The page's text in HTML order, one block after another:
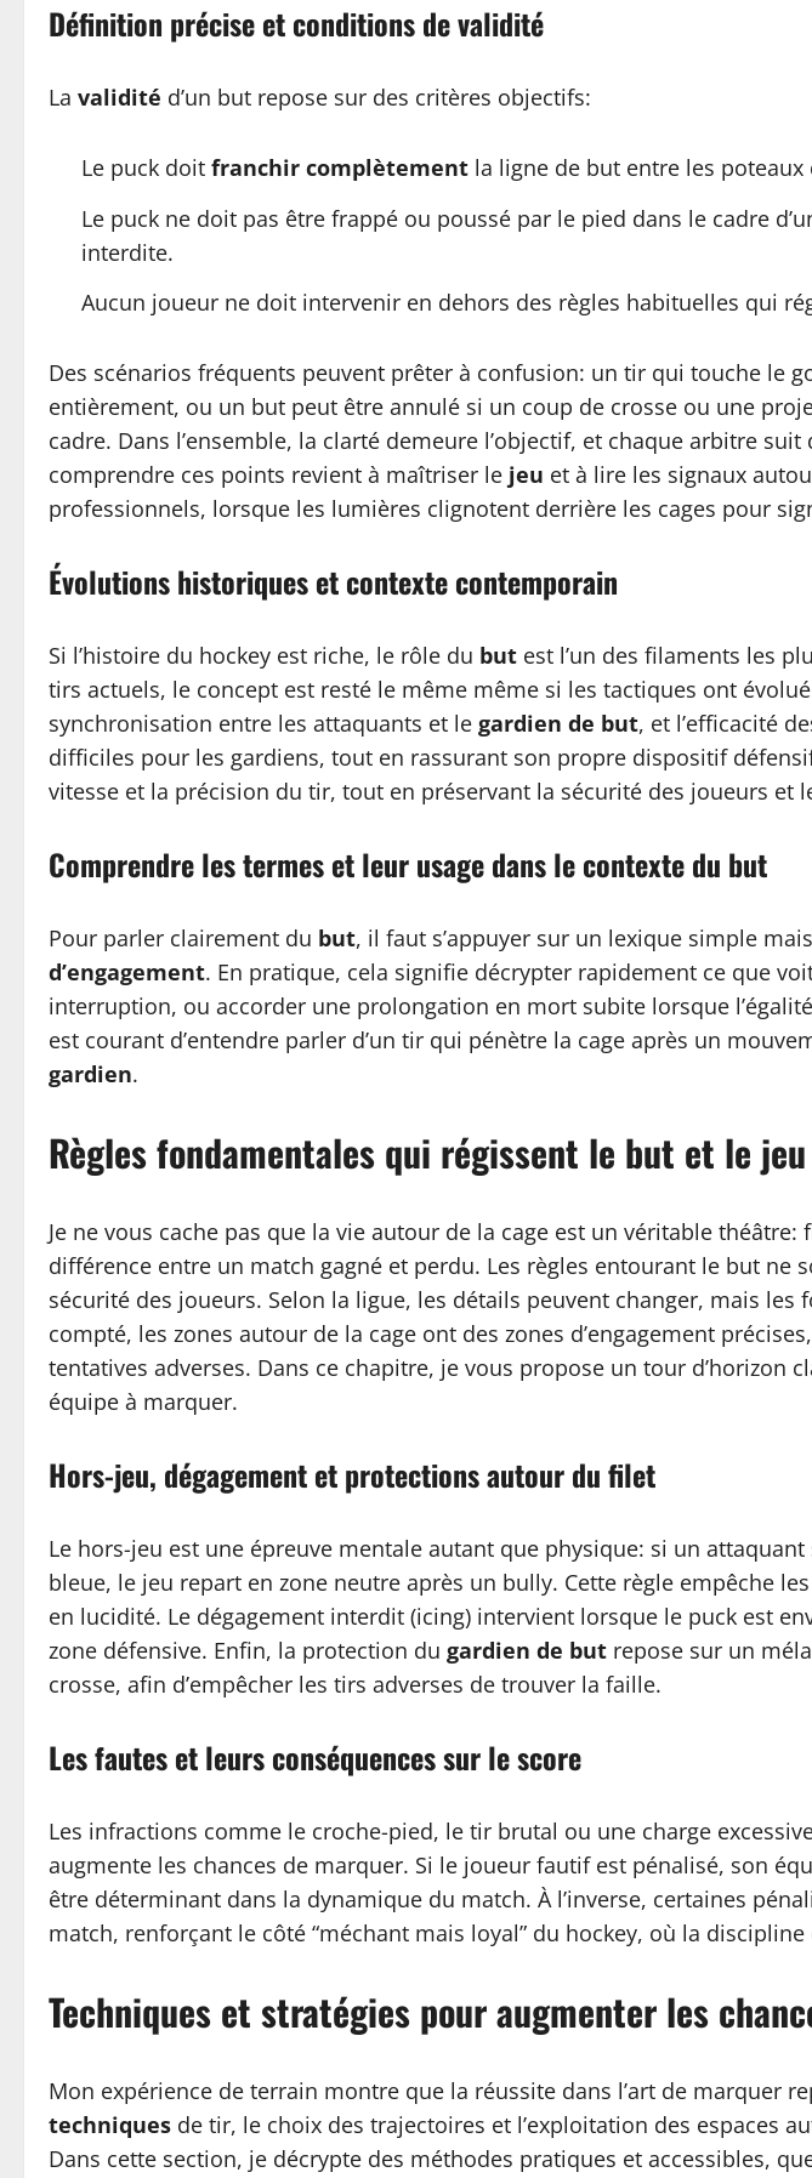
Définition précise et conditions de validité
La validité d’un but repose sur des critères objectifs:
Le puck doit franchir complètement la ligne de but entre les
Le puck ne doit pas être frappé ou poussé par le pied dans le cadre
interdite.
Aucun joueur ne doit intervenir en dehors des règles habituelles qui
Des scénarios fréquents peuvent prêter à confusion: un tir qui touche le
entièrement, ou un but peut être annulé si un coup de crosse ou une
cadre. Dans l’ensemble, la clarté demeure l’objectif, et chaque arbitre
comprendre ces points revient à maîtriser le jeu et à lire les signaux
professionnels, lorsque les lumières clignotent derrière les cages pour
Évolutions historiques et contexte contemporain
Si l’histoire du hockey est riche, le rôle du but est l’un des filaments les
tirs actuels, le concept est resté le même même si les tactiques ont
synchronisation entre les attaquants et le gardien de but, et l’efficacité
difficiles pour les gardiens, tout en rassurant son propre dispositif
vitesse et la précision du tir, tout en préservant la sécurité des joueurs et
Comprendre les termes et leur usage dans le contexte du but
Pour parler clairement du but, il faut s’appuyer sur un lexique simple
d’engagement. En pratique, cela signifie décrypter rapidement ce que
interruption, ou accorder une prolongation en mort subite lorsque
est courant d’entendre parler d’un tir qui pénètre la cage après un
gardien.
Règles fondamentales qui régissent le but et le
Je ne vous cache pas que la vie autour de la cage est un véritable
différence entre un match gagné et perdu. Les règles entourant le but
sécurité des joueurs. Selon la ligue, les détails peuvent changer, mais
compté, les zones autour de la cage ont des zones d’engagement
tentatives adverses. Dans ce chapitre, je vous propose un tour
équipe à marquer.
Hors-jeu, dégagement et protections autour du filet
Le hors-jeu est une épreuve mentale autant que physique: si un
bleue, le jeu repart en zone neutre après un bully. Cette règle empêche
en lucidité. Le dégagement interdit (icing) intervient lorsque le puck est
zone défensive. Enfin, la protection du gardien de but repose sur un
crosse, afin d’empêcher les tirs adverses de trouver la faille.
Les fautes et leurs conséquences sur le score
Les infractions comme le croche-pied, le tir brutal ou une charge
augmente les chances de marquer. Si le joueur fautif est pénalisé, son
être déterminant dans la dynamique du match. À l’inverse, certaines
match, renforçant le côté “méchant mais loyal” du hockey, où la
Techniques et stratégies pour augmenter les
Mon expérience de terrain montre que la réussite dans l’art de marquer
techniques de tir, le choix des trajectoires et l’exploitation des espaces
Dans cette section, je décrypte des méthodes pratiques et accessibles,